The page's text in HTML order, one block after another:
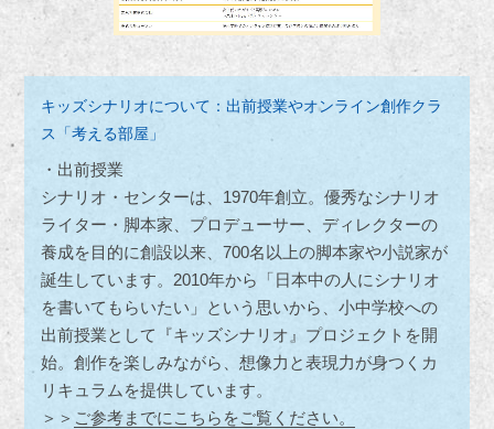
キッズシナリオについて：出前授業やオンライン創作クラ
ス「考える部屋」
・出前授業
シナリオ・センターは、1970年創立。優秀なシナリオ
ライター・脚本家、プロデューサー、ディレクターの
養成を目的に創設以来、700名以上の脚本家や小説家が
誕生しています。2010年から「日本中の人にシナリオ
を書いてもらいたい」という思いから、小中学校への
出前授業として『キッズシナリオ』プロジェクトを開
始。創作を楽しみながら、想像力と表現力が身つくカ
リキュラムを提供しています。
＞＞ ご参考までにこちらをご覧ください。